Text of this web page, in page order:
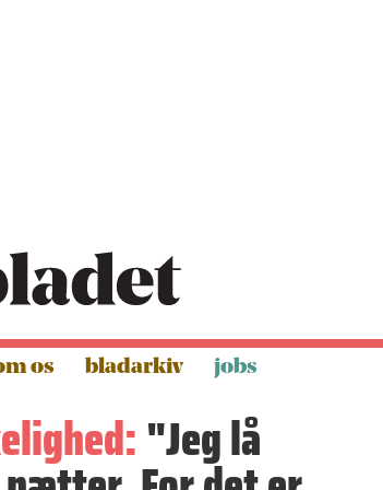
os bladarkiv jobs
"Jeg lå